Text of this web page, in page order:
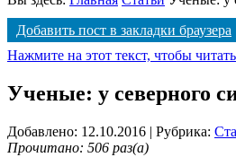
Добавить пост в закладки браузера
Нажмите на этот текст, чтобы
Ученые: у северного
Добавлено: 12.10.2016 | Рубрика:
Прочитано: 506 раз(а)